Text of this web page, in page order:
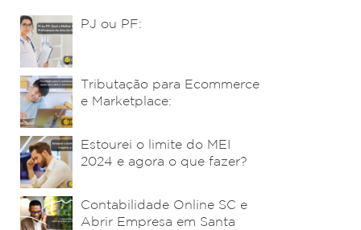
PJ ou PF:
Tributação para Ecommerce
e Marketplace:
Estourei o limite do MEI
2024 e agora o que fazer?
Contabilidade Online SC e
Abrir Empresa em Santa